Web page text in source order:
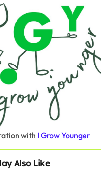
with I Grow Younger
Also Like